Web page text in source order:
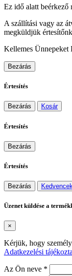
Ez idő alatt beérkező
A szállítási vagy az
megküldjük
Kellemes Ünnepeket
Bezárás
Értesítés
Bezárás Kosár
Értesítés
Bezárás
Értesítés
Bezárás
Üzenet küldése a
×
Kérjük, hogy
Adatkezelési
Az Ön neve *